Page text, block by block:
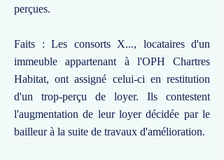
perçues.
Faits : Les consorts X..., locataires d'un
immeuble appartenant à l'OPH Chartres
Habitat, ont assigné celui-ci en restitution
d'un trop-perçu de loyer. Ils contestent
l'augmentation de leur loyer décidée par le
bailleur à la suite de travaux d'amélioration.